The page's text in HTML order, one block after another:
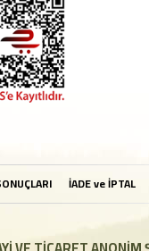
İADE ve İPTAL